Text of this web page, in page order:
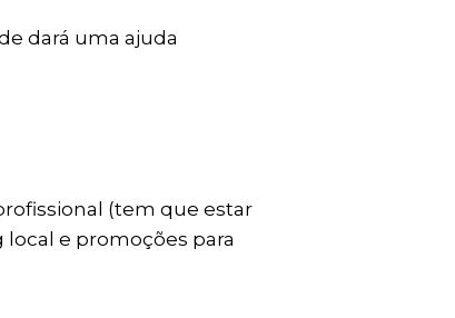
dará uma ajuda
(tem que estar
e promoções para